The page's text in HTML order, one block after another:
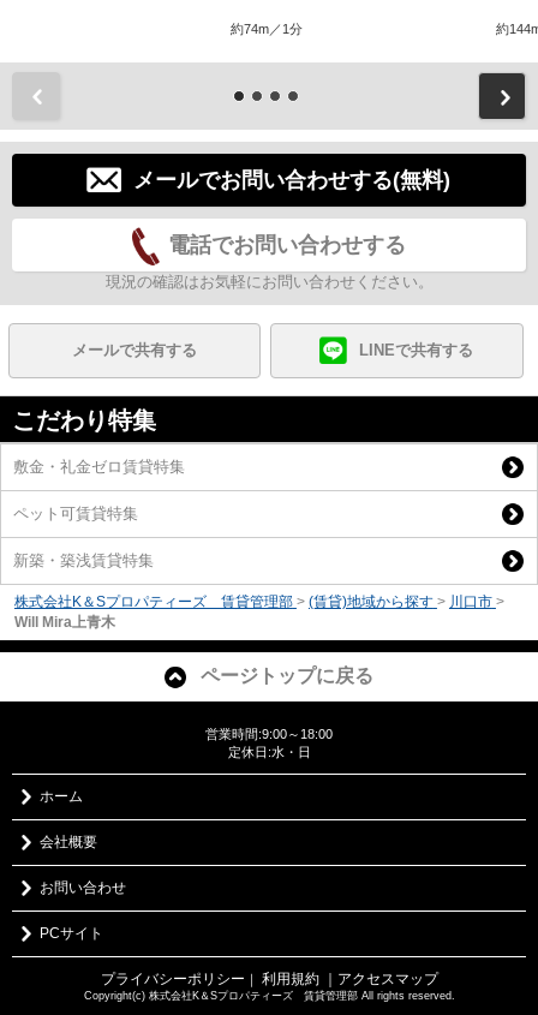
約74m／1分 約
メールでお問い合わせする(無料)
電話でお問い合わせする
現況の確認はお気軽にお問い合わせください。
メールで共有する LINEで共有する
こだわり特集
敷金・礼金ゼロ賃貸特集
ペット可賃貸特集
新築・築浅賃貸特集
株式会社K＆Sプロパティーズ 賃貸管理部 > (賃貸)地域から探す > 川口市 >
Will Mira上青木
ページトップに戻る
営業時間:9:00～18:00
定休日:水・日
ホーム
会社概要
お問い合わせ
PCサイト
プライバシーポリシー 利用規約 ｜アクセスマップ
Copyright(c) 株式会社K＆Sプロパティーズ 賃貸管理部 All rights reserved.